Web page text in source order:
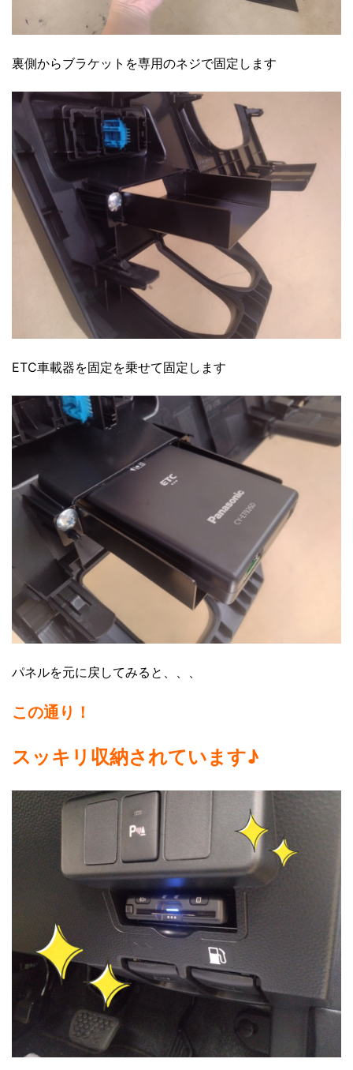
裏側からブラケットを専用のネジで固定します
ETC車載器を固定を乗せて固定します
パネルを元に戻してみると、、、
この通り！
スッキリ収納されています♪